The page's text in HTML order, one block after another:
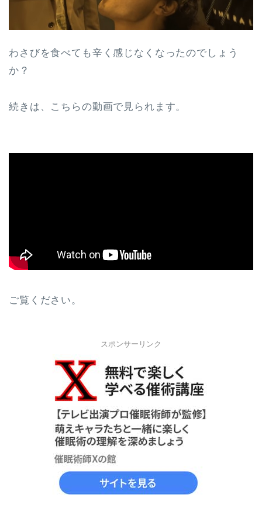
わさびを食べても辛く感じなくなったのでしょう
か？
続きは、こちらの動画で見られます。
ご覧ください。
スポンサーリンク